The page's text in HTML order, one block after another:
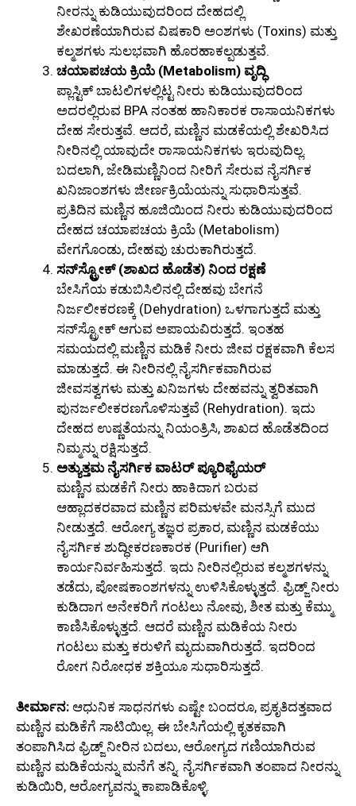
ನೀರನ್ನು ಕುಡಿಯುವುದರಿಂದ ದೇಹದಲ್ಲಿ
ಶೇಖರಣೆಯಾಗಿರುವ ವಿಷಕಾರಿ ಅಂಶಗಳು (Toxins) ಮತ್ತು
ಕಲ್ಮಶಗಳು ಸುಲಭವಾಗಿ ಹೊರಹಾಕಲ್ಪಡುತ್ತವೆ.
ಚಯಾಪಚಯ ಕ್ರಿಯೆ (Metabolism) ವೃದ್ಧಿ
ಪ್ಲಾಸ್ಟಿಕ್ ಬಾಟಲಿಗಳಲ್ಲಿಟ್ಟ ನೀರು ಕುಡಿಯುವುದರಿಂದ
ಅದರಲ್ಲಿರುವ BPA ನಂತಹ ಹಾನಿಕಾರಕ ರಾಸಾಯನಿಕಗಳು
ದೇಹ ಸೇರುತ್ತವೆ. ಆದರೆ, ಮಣ್ಣಿನ ಮಡಕೆಯಲ್ಲಿ ಶೇಖರಿಸಿದ
ನೀರಿನಲ್ಲಿ ಯಾವುದೇ ರಾಸಾಯನಿಕಗಳು ಇರುವುದಿಲ್ಲ.
ಬದಲಾಗಿ, ಜೇಡಿಮಣ್ಣಿನಿಂದ ನೀರಿಗೆ ಸೇರುವ ನೈಸರ್ಗಿಕ
ಖನಿಜಾಂಶಗಳು ಜೀರ್ಣಕ್ರಿಯೆಯನ್ನು ಸುಧಾರಿಸುತ್ತವೆ.
ಪ್ರತಿದಿನ ಮಣ್ಣಿನ ಹೂಜಿಯಿಂದ ನೀರು ಕುಡಿಯುವುದರಿಂದ
ದೇಹದ ಚಯಾಪಚಯ ಕ್ರಿಯೆ (Metabolism)
ವೇಗಗೊಂಡು, ದೇಹವು ಚುರುಕಾಗಿರುತ್ತದೆ.
ಸನ್‌ಸ್ಟ್ರೋಕ್ (ಶಾಖದ ಹೊಡೆತ) ನಿಂದ ರಕ್ಷಣೆ
ಬೇಸಿಗೆಯ ಕಡುಬಿಸಿಲಿನಲ್ಲಿ ದೇಹವು ಬೇಗನೆ
ನಿರ್ಜಲೀಕರಣಕ್ಕೆ (Dehydration) ಒಳಗಾಗುತ್ತದೆ ಮತ್ತು
ಸನ್‌ಸ್ಟ್ರೋಕ್ ಆಗುವ ಅಪಾಯವಿರುತ್ತದೆ. ಇಂತಹ
ಸಮಯದಲ್ಲಿ ಮಣ್ಣಿನ ಮಡಿಕೆ ನೀರು ಜೀವ ರಕ್ಷಕವಾಗಿ ಕೆಲಸ
ಮಾಡುತ್ತದೆ. ಈ ನೀರಿನಲ್ಲಿ ನೈಸರ್ಗಿಕವಾಗಿರುವ
ಜೀವಸತ್ವಗಳು ಮತ್ತು ಖನಿಜಗಳು ದೇಹವನ್ನು ತ್ವರಿತವಾಗಿ
ಪುನರ್ಜಲೀಕರಣಗೊಳಿಸುತ್ತವೆ (Rehydration). ಇದು
ದೇಹದ ಉಷ್ಣತೆಯನ್ನು ನಿಯಂತ್ರಿಸಿ, ಶಾಖದ ಹೊಡೆತದಿಂದ
ನಿಮ್ಮನ್ನು ರಕ್ಷಿಸುತ್ತದೆ.
ಅತ್ಯುತ್ತಮ ನೈಸರ್ಗಿಕ ವಾಟರ್ ಪ್ಯೂರಿಫೈಯರ್
ಮಣ್ಣಿನ ಮಡಕೆಗೆ ನೀರು ಹಾಕಿದಾಗ ಬರುವ
ಆಹ್ಲಾದಕರವಾದ ಮಣ್ಣಿನ ಪರಿಮಳವೇ ಮನಸ್ಸಿಗೆ ಮುದ
ನೀಡುತ್ತದೆ. ಆರೋಗ್ಯ ತಜ್ಞರ ಪ್ರಕಾರ, ಮಣ್ಣಿನ ಮಡಕೆಯು
ನೈಸರ್ಗಿಕ ಶುದ್ಧೀಕರಣಕಾರಕ (Purifier) ಆಗಿ
ಕಾರ್ಯನಿರ್ವಹಿಸುತ್ತದೆ. ಇದು ನೀರಿನಲ್ಲಿರುವ ಕಲ್ಮಶಗಳನ್ನು
ತಡೆದು, ಪೋಷಕಾಂಶಗಳನ್ನು ಉಳಿಸಿಕೊಳ್ಳುತ್ತದೆ. ಫ್ರಿಡ್ಜ್‌ ನೀರು
ಕುಡಿದಾಗ ಅನೇಕರಿಗೆ ಗಂಟಲು ನೋವು, ಶೀತ ಮತ್ತು ಕೆಮ್ಮು
ಕಾಣಿಸಿಕೊಳ್ಳುತ್ತದೆ. ಆದರೆ ಮಣ್ಣಿನ ಮಡಿಕೆಯ ನೀರು
ಗಂಟಲು ಮತ್ತು ಕರುಳಿಗೆ ಮೃದುವಾಗಿರುತ್ತದೆ. ಇದರಿಂದ
ರೋಗ ನಿರೋಧಕ ಶಕ್ತಿಯೂ ಸುಧಾರಿಸುತ್ತದೆ.
ತೀರ್ಮಾನ: ಆಧುನಿಕ ಸಾಧನಗಳು ಎಷ್ಟೇ ಬಂದರೂ, ಪ್ರಕೃತಿದತ್ತವಾದ
ಮಣ್ಣಿನ ಮಡಿಕೆಗೆ ಸಾಟಿಯಿಲ್ಲ. ಈ ಬೇಸಿಗೆಯಲ್ಲಿ ಕೃತಕವಾಗಿ
ತಂಪಾಗಿಸಿದ ಫ್ರಿಡ್ಜ್ ನೀರಿನ ಬದಲು, ಆರೋಗ್ಯದ ಗಣಿಯಾಗಿರುವ
ಮಣ್ಣಿನ ಮಡಿಕೆಯನ್ನು ಮನೆಗೆ ತನ್ನಿ. ನೈಸರ್ಗಿಕವಾಗಿ ತಂಪಾದ ನೀರನ್ನು
ಕುಡಿಯಿರಿ, ಆರೋಗ್ಯವನ್ನು ಕಾಪಾಡಿಕೊಳ್ಳಿ.